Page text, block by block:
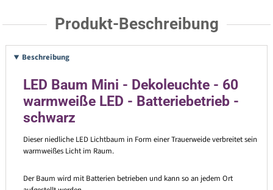
Produkt-Beschreibung
Beschreibung
LED Baum Mini - Dekoleuchte - 60
warmweiße LED - Batteriebetrieb -
schwarz
Dieser niedliche LED Lichtbaum in Form einer Trauerweide verbreitet sein
warmweißes Licht im Raum.
Der Baum wird mit Batterien betrieben und kann so an jedem Ort